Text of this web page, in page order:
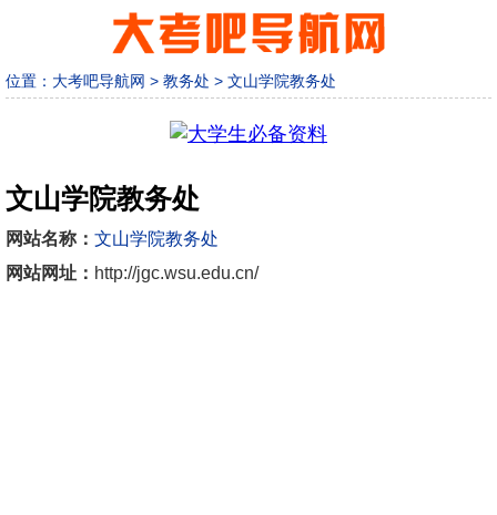
位置： 大考吧导航网 > 教务处 > 文山学院教务处
文山学院教务处
网站名称： 文山学院教务处
网站网址： http://jgc.wsu.edu.cn/